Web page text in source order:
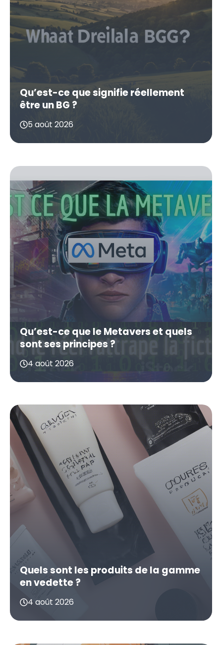
Qu’est-ce que signifie réellement
être un BG ?
5 août 2026
Qu’est-ce que le Metavers et quels
sont ses principes ?
4 août 2026
Quels sont les produits de la gamme
en vedette ?
4 août 2026